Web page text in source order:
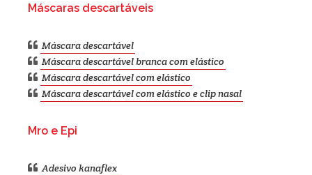
Máscaras descartáveis
Máscara descartável
Máscara descartável branca com elástico
Máscara descartável com elástico
Máscara descartável com elástico e clip nasal
Mro e Epi
Adesivo kanaflex